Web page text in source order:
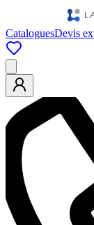
CataloguesDevis